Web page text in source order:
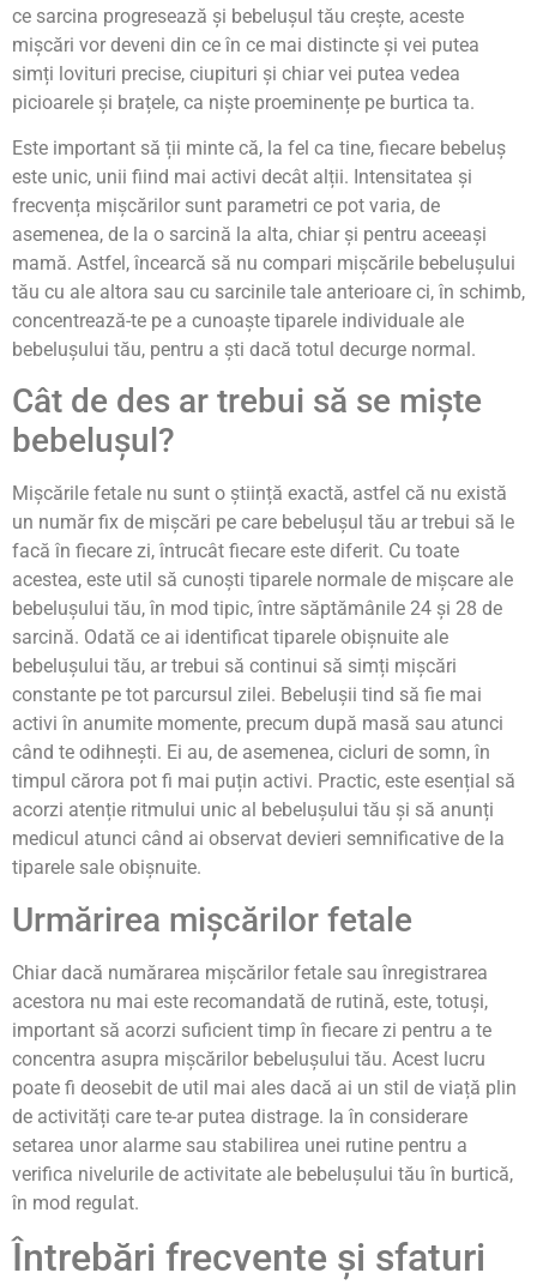
ce sarcina progresează și bebelușul tău crește, aceste
mișcări vor deveni din ce în ce mai distincte și vei putea
simți lovituri precise, ciupituri și chiar vei putea vedea
picioarele și brațele, ca niște proeminențe pe burtica ta.
Este important să ții minte că, la fel ca tine, fiecare bebeluș
este unic, unii fiind mai activi decât alții. Intensitatea și
frecvența mișcărilor sunt parametri ce pot varia, de
asemenea, de la o sarcină la alta, chiar și pentru aceeași
mamă. Astfel, încearcă să nu compari mișcările bebelușului
tău cu ale altora sau cu sarcinile tale anterioare ci, în schimb,
concentrează-te pe a cunoaște tiparele individuale ale
bebelușului tău, pentru a ști dacă totul decurge normal.
Cât de des ar trebui să se miște
bebelușul?
Mișcările fetale nu sunt o știință exactă, astfel că nu există
un număr fix de mișcări pe care bebelușul tău ar trebui să le
facă în fiecare zi, întrucât fiecare este diferit. Cu toate
acestea, este util să cunoști tiparele normale de mișcare ale
bebelușului tău, în mod tipic, între săptămânile 24 și 28 de
sarcină. Odată ce ai identificat tiparele obișnuite ale
bebelușului tău, ar trebui să continui să simți mișcări
constante pe tot parcursul zilei. Bebelușii tind să fie mai
activi în anumite momente, precum după masă sau atunci
când te odihnești. Ei au, de asemenea, cicluri de somn, în
timpul cărora pot fi mai puțin activi. Practic, este esențial să
acorzi atenție ritmului unic al bebelușului tău și să anunți
medicul atunci când ai observat devieri semnificative de la
tiparele sale obișnuite.
Urmărirea mișcărilor fetale
Chiar dacă numărarea mișcărilor fetale sau înregistrarea
acestora nu mai este recomandată de rutină, este, totuși,
important să acorzi suficient timp în fiecare zi pentru a te
concentra asupra mișcărilor bebelușului tău. Acest lucru
poate fi deosebit de util mai ales dacă ai un stil de viață plin
de activități care te-ar putea distrage. Ia în considerare
setarea unor alarme sau stabilirea unei rutine pentru a
verifica nivelurile de activitate ale bebelușului tău în burtică,
în mod regulat.
Întrebări frecvente și sfaturi